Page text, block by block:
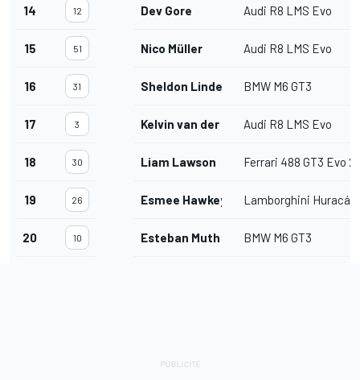
14 12 Dev Gore Audi R8 LMS Evo
15 51 Nico Müller Audi R8 LMS Evo
16 31 Sheldon Linde BMW M6 GT3
17 3 Kelvin van der LindeAudi R8 LMS Evo
18 30 Liam Lawson Ferrari 488 GT3 Evo
19 26 Esmee Hawkey Lamborghini Huracán
20 10 Esteban Muth BMW M6 GT3